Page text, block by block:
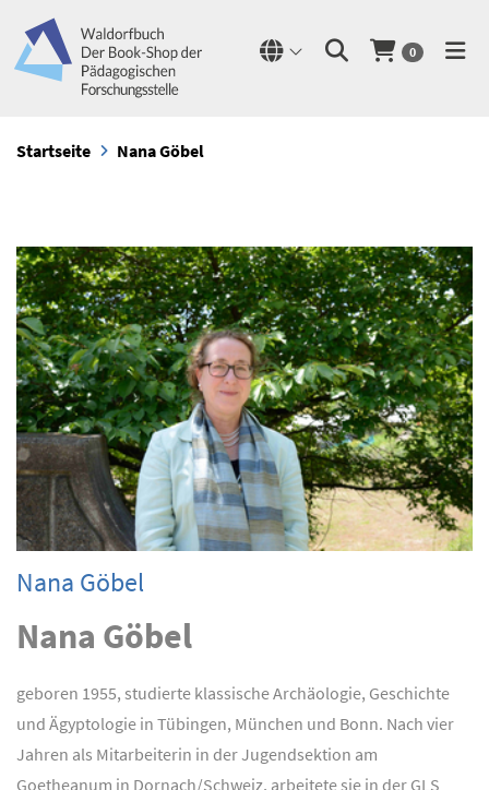
0
Startseite Nana Göbel
Nana Göbel
Nana Göbel
geboren 1955, studierte klassische Archäologie, Geschichte
und Ägyptologie in Tübingen, München und Bonn. Nach vier
Jahren als Mitarbeiterin in der Jugendsektion am
Goetheanum in Dornach/Schweiz, arbeitete sie in der GLS